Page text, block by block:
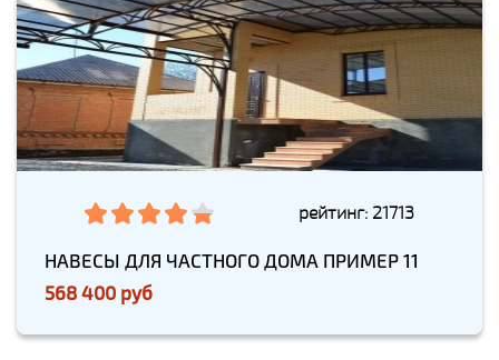
рейтинг: 21713
НАВЕСЫ ДЛЯ ЧАСТНОГО ДОМА ПРИМЕР 11
568 400 руб